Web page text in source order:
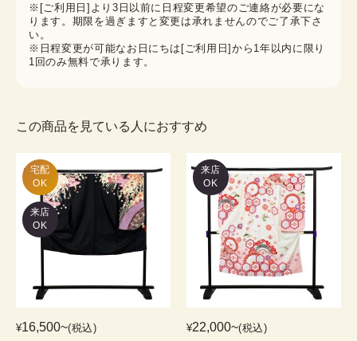
※[ご利用日]より3日以前に日程変更希望のご連絡が必要にな
ります。期限を過ぎますと変更は承れませんのでご了承下さ
い。
※日程変更が可能なお日にちは[ご利用日]から1年以内に限り
1回のみ無料で承ります。
この商品を見ている人におすすめ
宅配
OK
来店
OK
¥16,500~(税込)
来店
OK
¥22,000~(税込)